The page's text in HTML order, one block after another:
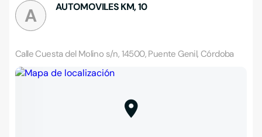
A AUTOMOVILES KM, 10
Calle Cuesta del Molino s/n, 14500, Puente Genil, Córdoba